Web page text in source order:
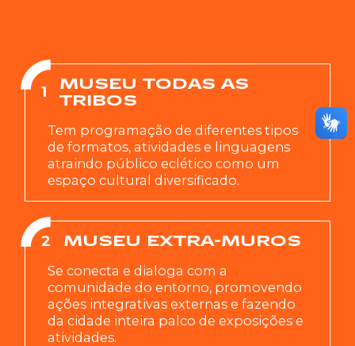
1
MUSEU TODAS AS
TRIBOS
Tem programação de diferentes tipos
de formatos, atividades e linguagens
atraindo público eclético como um
espaço cultural diversificado.
2
MUSEU EXTRA-MUROS
Se conecta e dialoga com a
comunidade do entorno, promovendo
ações integrativas externas e fazendo
da cidade inteira palco de exposições e
atividades.